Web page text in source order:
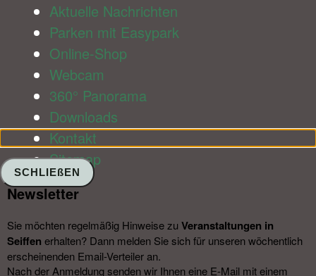
Aktuelle Nachrichten
Parken mit Easypark
Online-Shop
Webcam
360° Panorama
Downloads
Kontakt
Sitemap
Newsletter​
Sie möchten regelmäßig Hinweise zu Veranstal­tungen in
Seiffen erhalten? Dann melden Sie sich für unseren wöchentlich
erscheinenden Email-Verteiler an.
Nach der Anmeldung senden wir Ihnen eine E-Mail mit einem
SCHLIEßEN